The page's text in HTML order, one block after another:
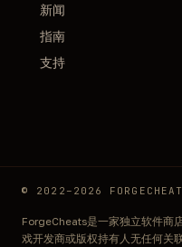
新闻
指南
支持
© 2022–2026
ForgeCheats是一家独立软件商
戏开发商或版权持有人无任何关